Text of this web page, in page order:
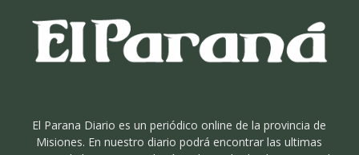
El Parana Diario es un periódico online de la provincia de
Misiones. En nuestro diario podrá encontrar las ultimas